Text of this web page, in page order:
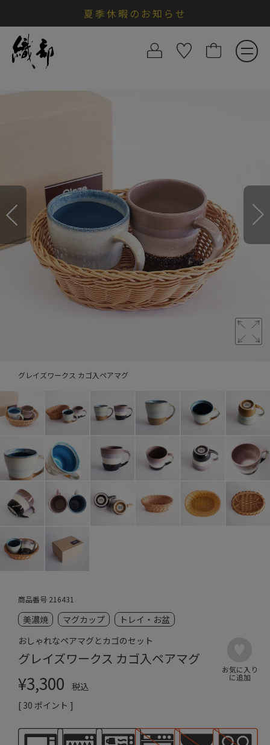
夏季休暇のお知らせ
グレイズワークス カゴ入ペアマグ
商品番号 216431
美濃焼 マグカップ
トレイ・お盆
おしゃれなペアマグとカゴのセット
グレイズワークス カゴ入ペアマグ
¥3,300
税込
[ 30 ポイント ]